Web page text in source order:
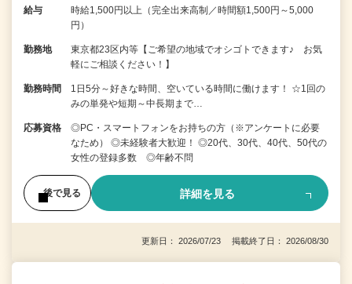
給与
時給1,500円以上（完全出来高制／時間額1,500円～5,000
円）
勤務地
東京都23区内等【ご希望の地域でオシゴトできます♪ お気
軽にご相談ください！】
勤務時間
1日5分～好きな時間、空いている時間に働けます！ ☆1回の
みの単発や短期～中長期まで…
応募資格
◎PC・スマートフォンをお持ちの方（※アンケートに必要
なため） ◎未経験者大歓迎！ ◎20代、30代、40代、50代の
女性の登録多数 ◎年齢不問
後で見る 詳細を見る
更新日： 2026/07/23 掲載終了日： 2026/08/30